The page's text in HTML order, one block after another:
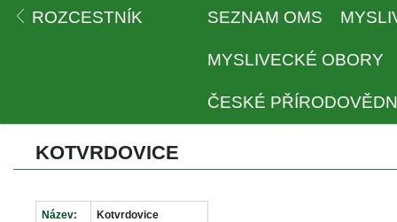
ROZCESTNÍK SEZNAM OMS
MYSLIVECKÉ OBORY
ČESKÉ
KOTVRDOVICE
Název: Kotvrdovice